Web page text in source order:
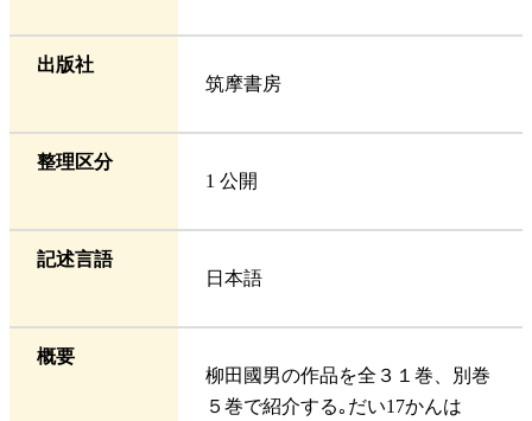
出版社
筑摩書房
整理区分
1 公開
記述言語
日本語
概要
柳田國男の作品を全３１巻、別巻
５巻で紹介する｡だい17かんは